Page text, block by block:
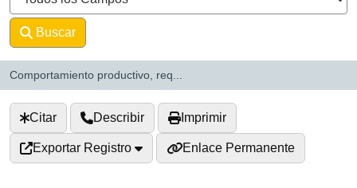
Buscar
Comportamiento productivo, req...
Citar Describir Imprimir
Exportar Registro Enlace Permanente